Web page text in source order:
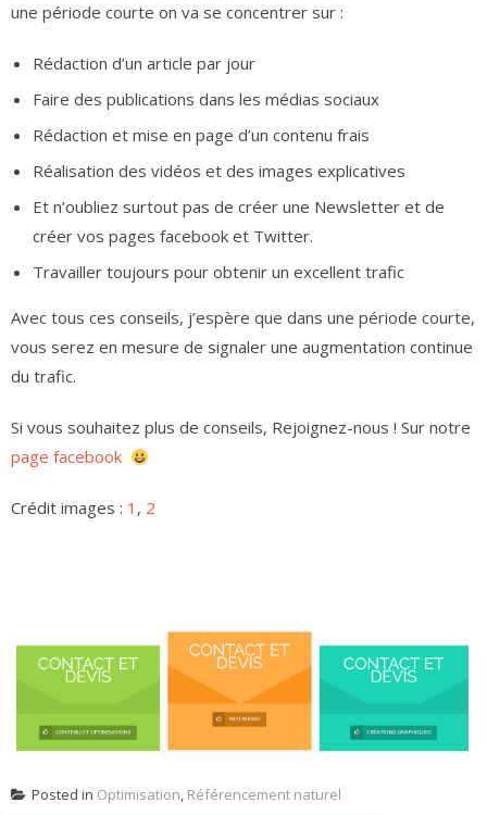
une période courte on va se concentrer sur :
Rédaction d’un article par jour
Faire des publications dans les médias sociaux
Rédaction et mise en page d’un contenu frais
Réalisation des vidéos et des images explicatives
Et n’oubliez surtout pas de créer une Newsletter et de
créer vos pages facebook et Twitter.
Travailler toujours pour obtenir un excellent trafic
Avec tous ces conseils, j’espère que dans une période courte,
vous serez en mesure de signaler une augmentation continue
du trafic.
Si vous souhaitez plus de conseils, Rejoignez-nous ! Sur notre
page facebook
Crédit images : 1 , 2
Posted in Optimisation, Référencement naturel